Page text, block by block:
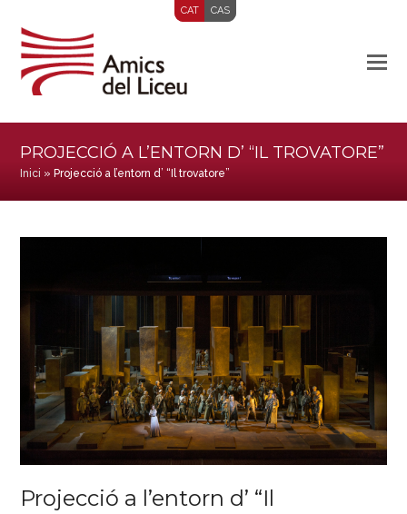
CAT CAS
PROJECCIÓ A L’ENTORN D’ “IL TROVATORE”
Inici » Projecció a l’entorn d’ “Il trovatore”
Projecció a l’entorn d’ “Il